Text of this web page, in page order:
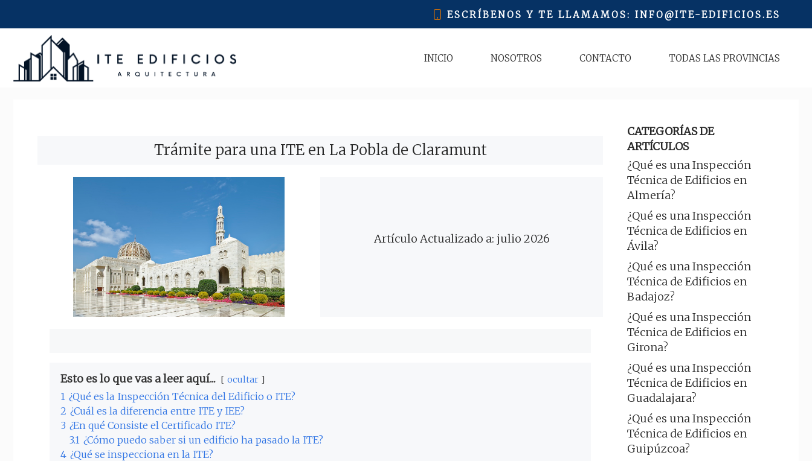
contenido
ESCRÍBENOS Y TE LLAMAMOS: INFO@ITE-EDIFICIOS.ES
INICIO NOSOTROS CONTACTO TODAS LAS PROVINCIAS
Trámite para una ITE en La Pobla de Claramunt
Artículo Actualizado a: julio 2026
Esto es lo que vas a leer aquí... ocultar
1 ¿Qué es la Inspección Técnica del Edificio o ITE?
2 ¿Cuál es la diferencia entre ITE y IEE?
3 ¿En qué Consiste el Certificado ITE?
3.1 ¿Cómo puedo saber si un edificio ha pasado la ITE?
4 ¿Qué se inspecciona en la ITE?
CATEGORÍAS DE
ARTÍCULOS
¿Qué es una Inspección
Técnica de Edificios en
Almería?
¿Qué es una Inspección
Técnica de Edificios en
Ávila?
¿Qué es una Inspección
Técnica de Edificios en
Badajoz?
¿Qué es una Inspección
Técnica de Edificios en
Girona?
¿Qué es una Inspección
Técnica de Edificios en
Guadalajara?
¿Qué es una Inspección
Técnica de Edificios en
Guipúzcoa?